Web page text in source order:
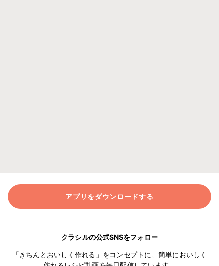
アプリをダウンロードする
クラシルの公式SNSをフォロー
「きちんとおいしく作れる」をコンセプトに、簡単においしく